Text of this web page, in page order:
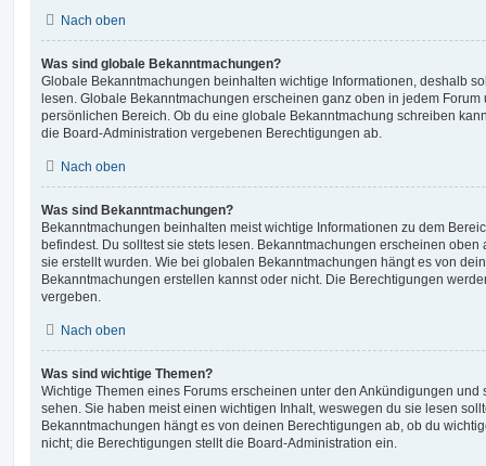
Nach oben
Was sind globale Bekanntmachungen?
Globale Bekanntmachungen beinhalten wichtige Informationen, deshalb
lesen. Globale Bekanntmachungen erscheinen ganz oben in jedem
persönlichen Bereich. Ob du eine globale Bekanntmachung schreiben
die Board-Administration vergebenen Berechtigungen ab.
Nach oben
Was sind Bekanntmachungen?
Bekanntmachungen beinhalten meist wichtige Informationen zu dem
befindest. Du solltest sie stets lesen. Bekanntmachungen erscheinen oben
sie erstellt wurden. Wie bei globalen Bekanntmachungen hängt es von
Bekanntmachungen erstellen kannst oder nicht. Die Berechtigungen
vergeben.
Nach oben
Was sind wichtige Themen?
Wichtige Themen eines Forums erscheinen unter den Ankündigungen und
sehen. Sie haben meist einen wichtigen Inhalt, weswegen du sie lesen
Bekanntmachungen hängt es von deinen Berechtigungen ab, ob du
nicht; die Berechtigungen stellt die Board-Administration ein.